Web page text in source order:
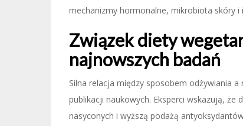
mechanizmy hormonalne, mikrobiota skóry i
Związek diety
najnowszych badań
Silna relacja między sposobem odżywiania
publikacji naukowych. Eksperci wskazują, że
nasyconych i wyższą podażą